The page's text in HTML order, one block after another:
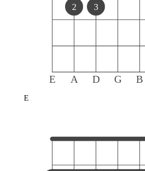
E A D G B
2 3
E